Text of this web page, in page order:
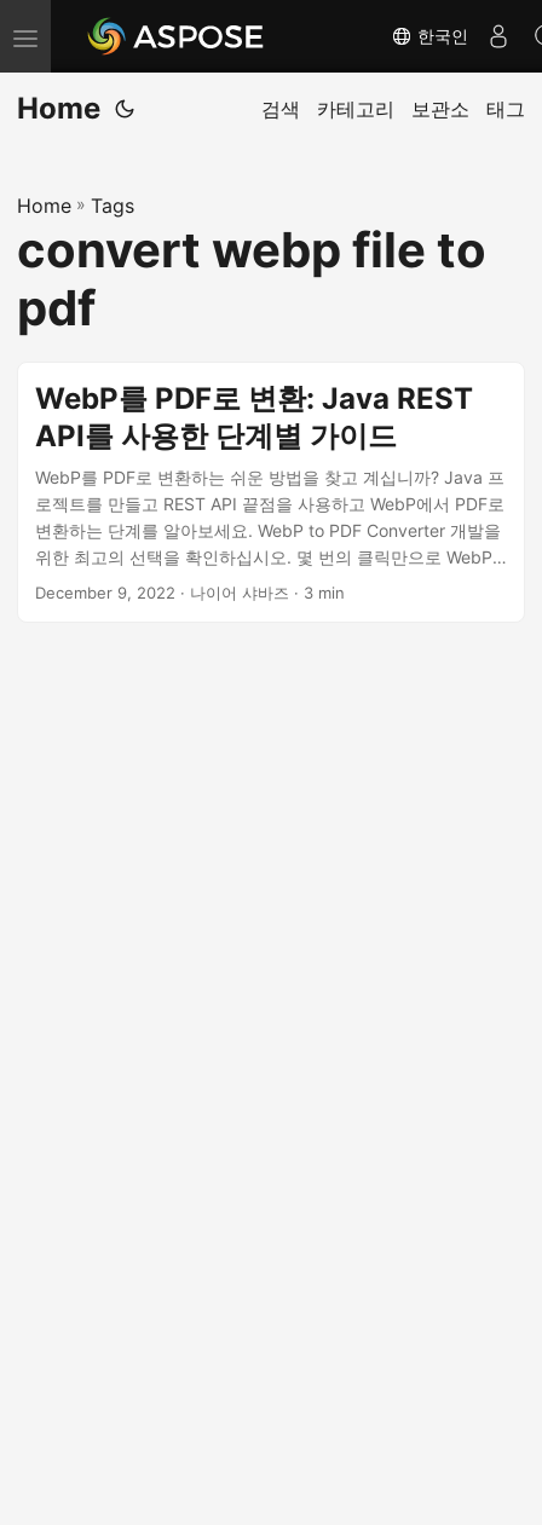
내
비
게
전
환
한국인
Home 검색 카테고리 보관소 태그
Home » Tags
convert webp file to
pdf
WebP를 PDF로 변환: Java REST
API를 사용한 단계별 가이드
WebP를 PDF로 변환하는 쉬운 방법을 찾고 계십니까? Java 프
로젝트를 만들고 REST API 끝점을 사용하고 WebP에서 PDF로
변환하는 단계를 알아보세요. WebP to PDF Converter 개발을
위한 최고의 선택을 확인하십시오. 몇 번의 클릭만으로 WebP
파일을 PDF로 변환
December 9, 2022 · 나이어 샤바즈 · 3 min